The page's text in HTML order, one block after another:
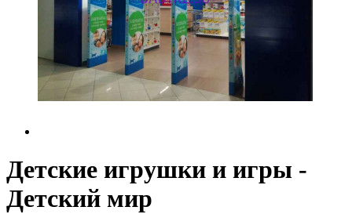
Детские игрушки и игры -
Детский мир